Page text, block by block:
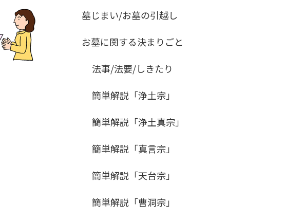
墓じまい/お墓の引越し
お墓に関する決まりごと
法事/法要/しきたり
簡単解説「浄土宗」
簡単解説「浄土真宗」
簡単解説「真言宗」
簡単解説「天台宗」
簡単解説「曹洞宗」